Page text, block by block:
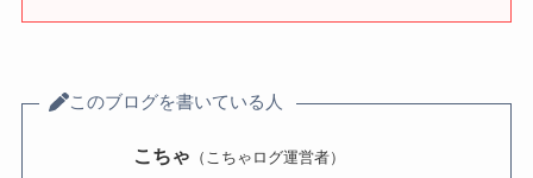
このブログを書いている人
こちゃ （こちゃログ運営者）